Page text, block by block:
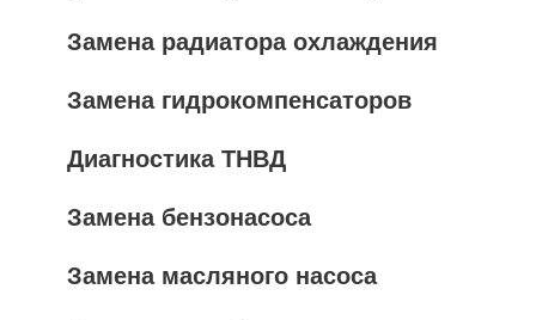
Замена радиатора охлаждения
Замена гидрокомпенсаторов
Диагностика ТНВД
Замена бензонасоса
Замена масляного насоса